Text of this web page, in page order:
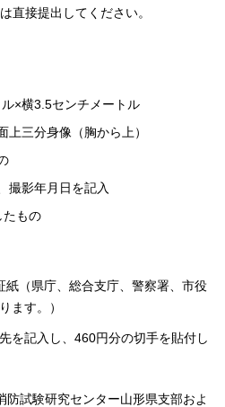
直接提出してください。
×横3.5センチメートル
上三分身像（胸から上）
撮影年月日を記入
たもの
紙（県庁、総合支庁、警察署、市役
ます。）
を記入し、460円分の切手を貼付し
試験研究センター山形県支部およ